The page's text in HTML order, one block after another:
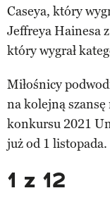
Caseya, który
Jeffreya Hainesa
który wygrał
Miłośnicy
na kolejną szansę
konkursu 2021
już od 1 listopada.
1 z 12